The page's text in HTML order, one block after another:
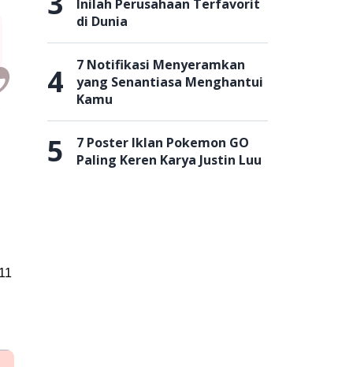
Inilah Perusahaan Terfavorit
di Dunia
4
7 Notifikasi Menyeramkan
yang Senantiasa Menghantui
Kamu
5
7 Poster Iklan Pokemon GO
Paling Keren Karya Justin Luu